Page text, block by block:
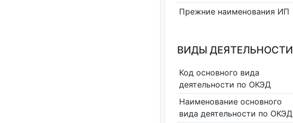
Прежние наименования ИП
ВИДЫ ДЕЯТЕЛЬНОСТИ
Код основного вида
деятельности по ОКЭД
Наименование основного
вида деятельности по ОКЭД